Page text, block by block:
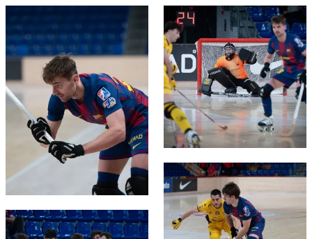
FC Barcelona club badge
FC Barcelona club badge
FC Barcelona club badge